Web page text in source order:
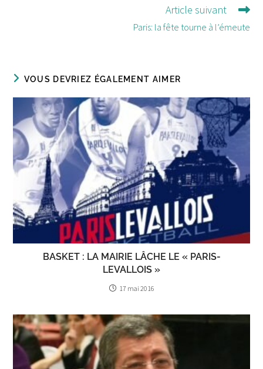
Article suivant
Paris: la fête tourne à l’émeute
VOUS DEVRIEZ ÉGALEMENT AIMER
BASKET : LA MAIRIE LÂCHE LE « PARIS-
LEVALLOIS »
17 mai 2016